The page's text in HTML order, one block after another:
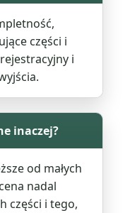
części i
i
inaczej?
od małych
nadal
części i tego,